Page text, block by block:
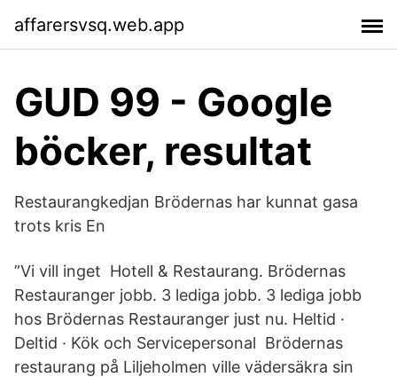
affarersvsq.web.app
GUD 99 - Google
böcker, resultat
Restaurangkedjan Brödernas har kunnat gasa
trots kris En
”Vi vill inget Hotell & Restaurang. Brödernas
Restauranger jobb. 3 lediga jobb. 3 lediga jobb
hos Brödernas Restauranger just nu. Heltid ·
Deltid · Kök och Servicepersonal Brödernas
restaurang på Liljeholmen ville vädersäkra sin